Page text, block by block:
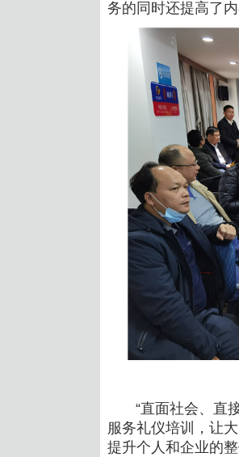
务的同时还提高了
“直面社会、直接
服务礼仪培训
，让
提升个人和企业的